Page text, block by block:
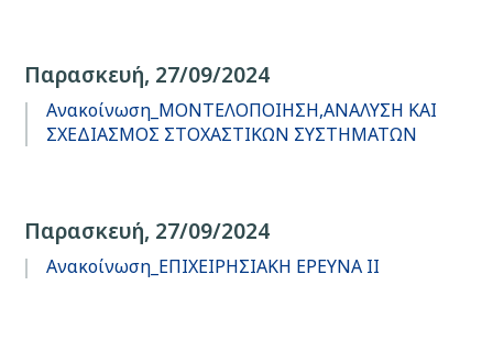
Παρασκευή, 27/09/2024
Ανακοίνωση_ΜΟΝΤΕΛΟΠΟΙΗΣΗ,ΑΝΑΛΥΣΗ ΚΑΙ
ΣΧΕΔΙΑΣΜΟΣ ΣΤΟΧΑΣΤΙΚΩΝ ΣΥΣΤΗΜΑΤΩΝ
Παρασκευή, 27/09/2024
Ανακοίνωση_ΕΠΙΧΕΙΡΗΣΙΑΚΗ ΕΡΕΥΝΑ ΙΙ